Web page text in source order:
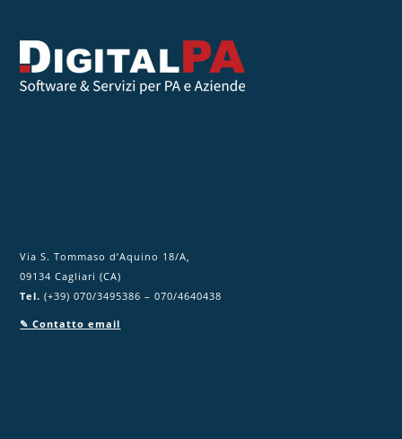
o
c
a
Via S. Tommaso d’Aquino 18/A,
09134 Cagliari (CA)
Tel. (+39) 070/3495386 – 070/4640438
✎ Contatto email